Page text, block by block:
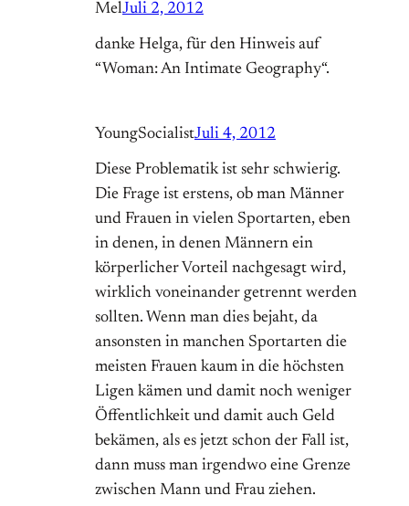
MelJuli 2, 2012
danke Helga, für den Hinweis auf
“Woman: An Intimate Geography“.
YoungSocialistJuli 4, 2012
Diese Problematik ist sehr schwierig.
Die Frage ist erstens, ob man Männer
und Frauen in vielen Sportarten, eben
in denen, in denen Männern ein
körperlicher Vorteil nachgesagt wird,
wirklich voneinander getrennt werden
sollten. Wenn man dies bejaht, da
ansonsten in manchen Sportarten die
meisten Frauen kaum in die höchsten
Ligen kämen und damit noch weniger
Öffentlichkeit und damit auch Geld
bekämen, als es jetzt schon der Fall ist,
dann muss man irgendwo eine Grenze
zwischen Mann und Frau ziehen.